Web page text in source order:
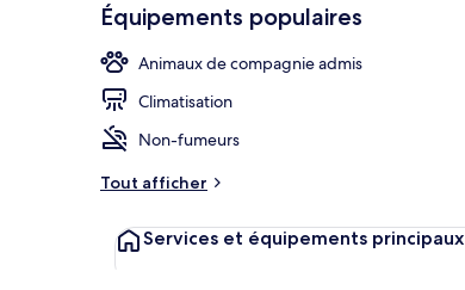
Équipements populaires
Animaux de compagnie admis
Climatisation
Non-fumeurs
Tout afficher
Services et équipements principaux